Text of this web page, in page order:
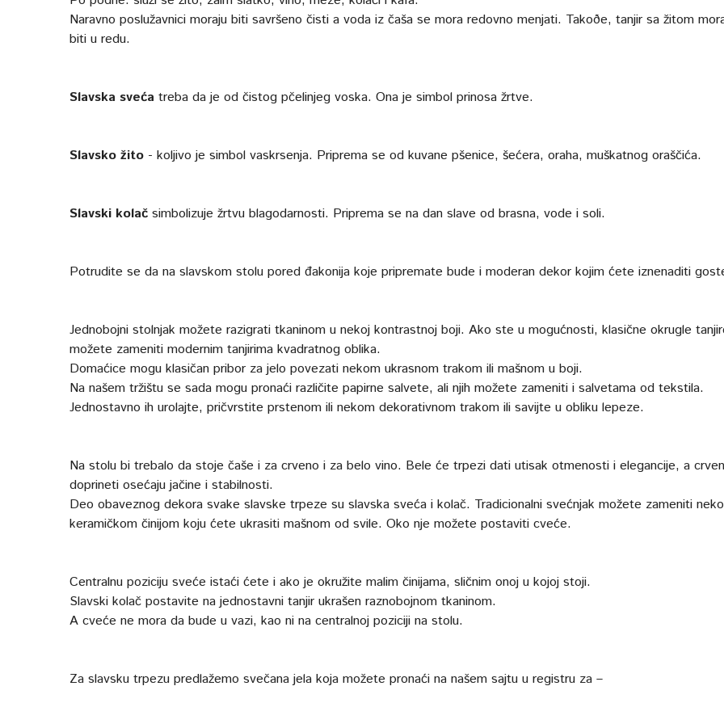
Naravno poslužavnici moraju biti savršeno čisti a voda iz čaša se mora redovno menjati. Takoðe, tanjir sa žitom
biti u redu.
Slavska sveća treba da je od čistog pčelinjeg voska. Ona je simbol prinosa žrtve.
Slavsko žito - koljivo je simbol vaskrsenja. Priprema se od kuvane pšenice, šećera, oraha, muškatnog oraščića.
Slavski kolač simbolizuje žrtvu blagodarnosti. Priprema se na dan slave od brasna, vode i soli.
Potrudite se da na slavskom stolu pored đakonija koje pripremate bude i moderan dekor kojim ćete iznenaditi
Jednobojni stolnjak možete razigrati tkaninom u nekoj kontrastnoj boji. Ako ste u mogućnosti, klasične okrugle
možete zameniti modernim tanjirima kvadratnog oblika.
Domaćice mogu klasičan pribor za jelo povezati nekom ukrasnom trakom ili mašnom u boji.
Na našem tržištu se sada mogu pronaći različite papirne salvete, ali njih možete zameniti i salvetama od tekstila.
Jednostavno ih urolajte, pričvrstite prstenom ili nekom dekorativnom trakom ili savijte u obliku lepeze.
Na stolu bi trebalo da stoje čaše i za crveno i za belo vino. Bele će trpezi dati utisak otmenosti i elegancije, a
doprineti osećaju jačine i stabilnosti.
Deo obaveznog dekora svake slavske trpeze su slavska sveća i kolač. Tradicionalni svećnjak možete zameniti
keramičkom činijom koju ćete ukrasiti mašnom od svile. Oko nje možete postaviti cveće.
Centralnu poziciju sveće istaći ćete i ako je okružite malim činijama, sličnim onoj u kojoj stoji.
Slavski kolač postavite na jednostavni tanjir ukrašen raznobojnom tkaninom.
A cveće ne mora da bude u vazi, kao ni na centralnoj poziciji na stolu.
Za slavsku trpezu predlažemo svečana jela koja možete pronaći na našem sajtu u registru za –